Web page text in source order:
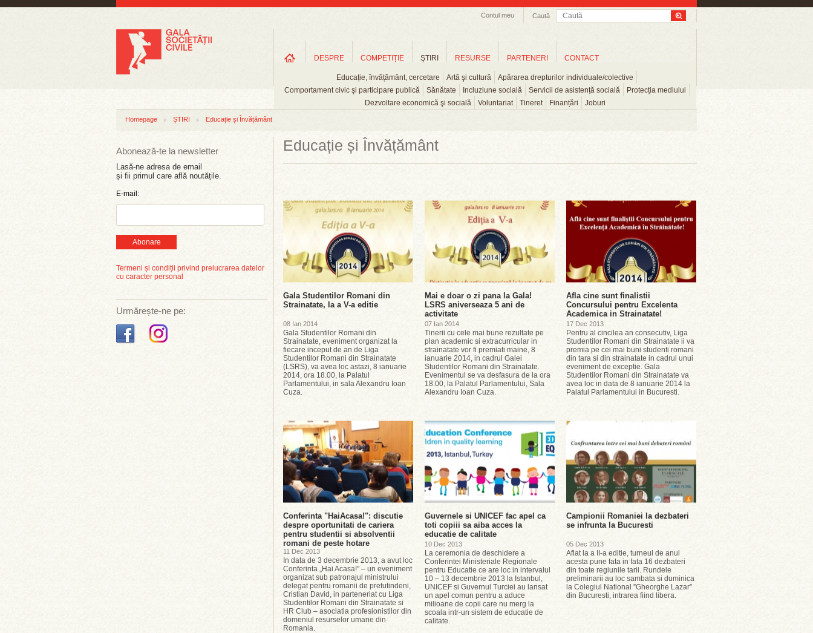
Caută
Contul meu
DESPRE COMPETIȚIE ŞTIRI
Educație, învățământ, cercetare Artă şi cultură
Apărarea drepturilor individuale/colective
Comportament civic şi participare publică
Sănătate Incluziune socială Servicii de asistență socială
Protecția mediului
Dezvoltare economică şi socială
Voluntariat Tineret Finanțări Joburi
RESURSE PARTENERI CONTACT
Homepage ȘTIRI Educație și Învățământ
Abonează-te la newsletter
Lasă-ne adresa de email
și fii primul care află noutățile.
E-mail:
Abonare
Termeni și condiții privind prelucrarea datelor
cu caracter personal
Urmărește-ne pe:
Educație și Învățământ
Gala Studentilor Romani din
Strainatate, la a V-a editie
08 Ian 2014
Gala Studentilor Romani din
Strainatate, eveniment organizat la
fiecare inceput de an de Liga
Studentilor Romani din Strainatate
(LSRS), va avea loc astazi, 8 ianuarie
2014, ora 18.00, la Palatul
Parlamentului, in sala Alexandru Ioan
Cuza.
Mai e doar o zi pana la Gala!
LSRS aniverseaza 5 ani de
activitate
07 Ian 2014
Tinerii cu cele mai bune rezultate pe
plan academic si extracurricular in
strainatate vor fi premiati maine, 8
ianuarie 2014, in cadrul Galei
Studentilor Romani din Strainatate.
Evenimentul se va desfasura de la ora
18.00, la Palatul Parlamentului, Sala
Alexandru Ioan Cuza.
Afla cine sunt finalistii
Concursului pentru Excelenta
Academica in Strainatate!
17 Dec 2013
Pentru al cincilea an consecutiv, Liga
Studentilor Romani din Strainatate ii va
premia pe cei mai buni studenti romani
din tara si din strainatate in cadrul unui
eveniment de exceptie. Gala
Studentilor Romani din Strainatate va
avea loc in data de 8 ianuarie 2014 la
Palatul Parlamentului in Bucuresti.
Conferinta "HaiAcasa!": discutie
despre oportunitati de cariera
pentru studentii si absolventii
romani de peste hotare
11 Dec 2013
In data de 3 decembrie 2013, a avut loc
Conferinta „Hai Acasa!” – un eveniment
organizat sub patronajul ministrului
delegat pentru romanii de pretutindeni,
Cristian David, in parteneriat cu Liga
Studentilor Romani din Strainatate si
HR Club – asociatia profesionistilor din
domeniul resurselor umane din
Romania.
Guvernele si UNICEF fac apel ca
toti copiii sa aiba acces la
educatie de calitate
10 Dec 2013
La ceremonia de deschidere a
Conferintei Ministeriale Regionale
pentru Educatie ce are loc in intervalul
10 – 13 decembrie 2013 la Istanbul,
UNICEF si Guvernul Turciei au lansat
un apel comun pentru a aduce
milioane de copii care nu merg la
scoala intr-un sistem de educatie de
calitate.
Campionii Romaniei la dezbateri
se infrunta la Bucuresti
05 Dec 2013
Aflat la a II-a editie, turneul de anul
acesta pune fata in fata 16 dezbateri
din toate regiunile tarii. Rundele
preliminarii au loc sambata si duminica
la Colegiul National ”Gheorghe Lazar”
din Bucuresti, intrarea fiind libera.